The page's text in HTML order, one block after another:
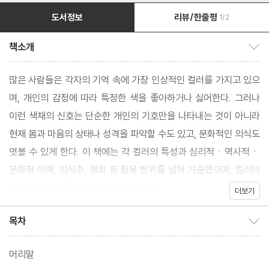
도서정보 리뷰/한줄평 1/2
책소개
많은 사람들은 각자의 기억 속에 가장 인상적인 컬러를 가지고 있으
며, 개인의 감정에 따라 특정한 색을 좋아하거나 싫어한다. 그러나
이런 색채의 신호는 단순한 개인의 기호만을 나타내는 것이 아니라
현재 몸과 마음의 상태나 성격을 파악할 수도 있고, 문화적인 의식도
엿볼 수 있게 한다. 이 책에는 각 컬러의 특성과 심리적ㆍ역사적ㆍ
문화적 이해, 의식주, 영화 등 활용 범위를 넓혀 기술했으며, 컬러테
더보기
목차
머리말